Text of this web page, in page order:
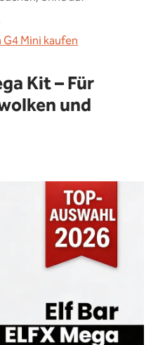
Mini kaufen
Kit – Für
und